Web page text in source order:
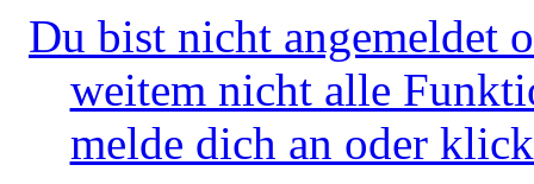
Du bist nicht angemeldet
weitem nicht alle
melde dich an oder